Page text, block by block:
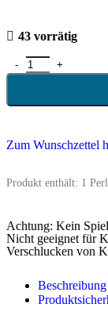
43 vorrätig
Zum Wunschzettel
Produkt enthält: 1
Achtung: Kein
Nicht geeignet für
Verschlucken von
Beschreibung